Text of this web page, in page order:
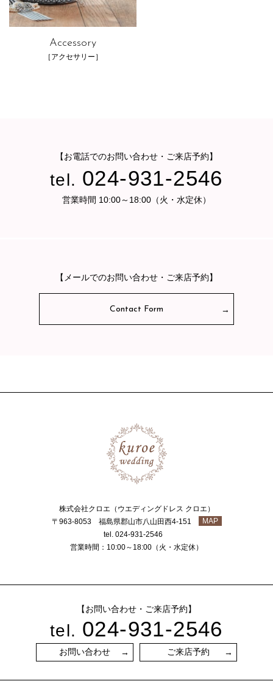
Accessory
［アクセサリー］
【お電話でのお問い合わせ・ご来店予約】
tel. 024-931-2546
営業時間 10:00～18:00（火・水定休）
【メールでのお問い合わせ・ご来店予約】
Contact Form
株式会社クロエ（ウエディングドレス クロエ）
〒963-8053 福島県郡山市八山田西4-151
MAP
tel. 024-931-2546
営業時間：10:00～18:00（火・水定休）
【お問い合わせ・ご来店予約】
tel. 024-931-2546
お問い合わせ ご来店予約